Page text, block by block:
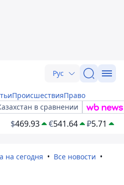
Рус
ПроисшествияПраво
в сравнении
$469.93 €541.64 ₽5.71
на сегодня
Все новости